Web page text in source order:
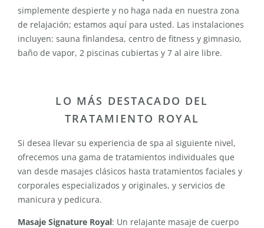
simplemente despierte y no haga nada en nuestra zona
de relajación; estamos aquí para usted. Las instalaciones
incluyen: sauna finlandesa, centro de fitness y gimnasio,
baño de vapor, 2 piscinas cubiertas y 7 al aire libre.
LO MÁS DESTACADO DEL
TRATAMIENTO ROYAL
Si desea llevar su experiencia de spa al siguiente nivel,
ofrecemos una gama de tratamientos individuales que
van desde masajes clásicos hasta tratamientos faciales y
corporales especializados y originales, y servicios de
manicura y pedicura.
Masaje Signature Royal: Un relajante masaje de cuerpo